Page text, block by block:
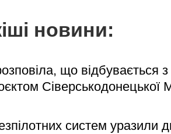
новини:
що відбувається з
Сіверськодонецької
систем уразили